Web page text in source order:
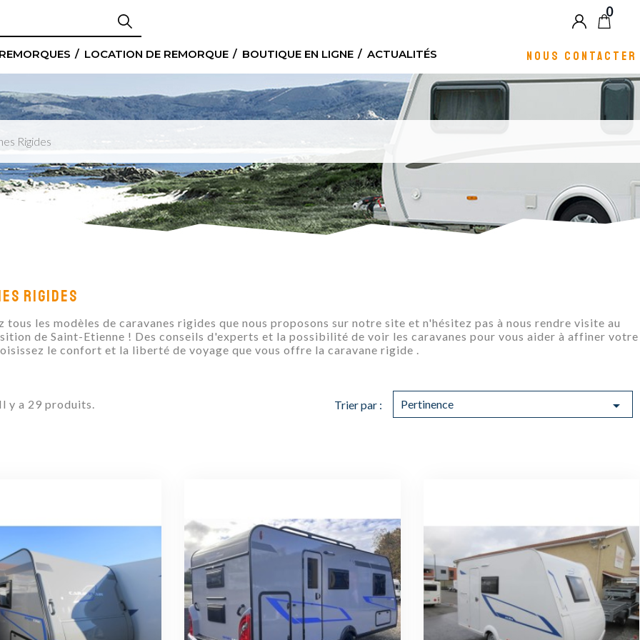
0
LOCATION DE REMORQUE BOUTIQUE EN LIGNE ACTUALITÉS NOUS CONTACTER
Rigides
RIGIDES
tous les modèles de caravanes rigides que nous proposons sur notre site et n'hésitez pas à nous rendre visite au
de Saint-Etienne ! Des conseils d'experts et la possibilité de voir les caravanes pour vous aider à affiner votre
le confort et la liberté de voyage que vous offre la caravane rigide .
Il y a 29 produits. Trier par : Pertinence 